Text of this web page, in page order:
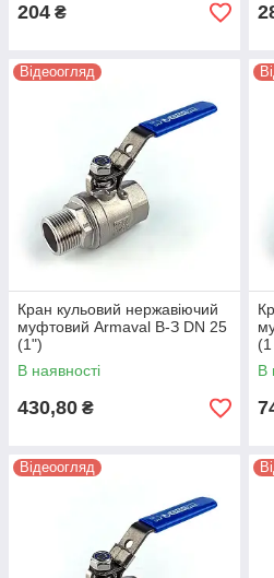
204 ₴
Відеоогляд
Кран кульовий нержавіючий
муфтовий Armaval В-З DN 25
(1")
В наявності
430,80 ₴
В
Відеоогляд